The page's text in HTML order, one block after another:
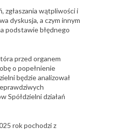
zgłaszania wątpliwości i
dyskusja, a czym innym
podstawie błędnego
przed organem
o popełnienie
będzie analizował
Spółdzielni działań
rok pochodzi z